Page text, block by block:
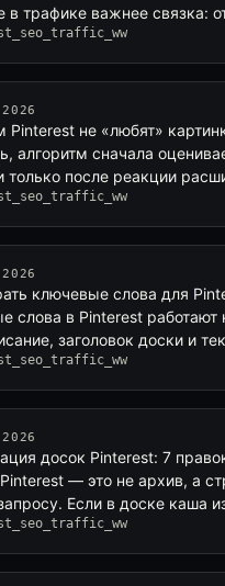
в трафике важнее связка:
Pinterest не «любят»
алгоритм сначала
только после реакции
ключевые слова для
слова в Pinterest работают
заголовок доски и
досок Pinterest: 7
— это не архив, а
Если в доске каша